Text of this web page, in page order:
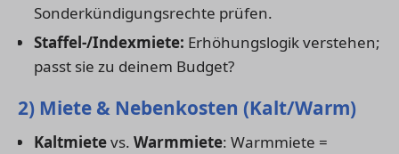
Sonderkündigungsrechte prüfen.
Staffel-/Indexmiete: Erhöhungslogik verstehen;
passt sie zu deinem Budget?
2) Miete & Nebenkosten (Kalt/Warm)
Kaltmietevs. Warmmiete: Warmmiete =